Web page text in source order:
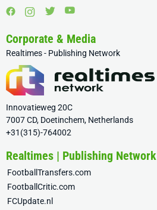
Corporate & Media
Realtimes - Publishing Network
Innovatieweg 20C
7007 CD, Doetinchem, Netherlands
+31(315)-764002
Realtimes | Publishing Network
FootballTransfers.com
FootballCritic.com
FCUpdate.nl